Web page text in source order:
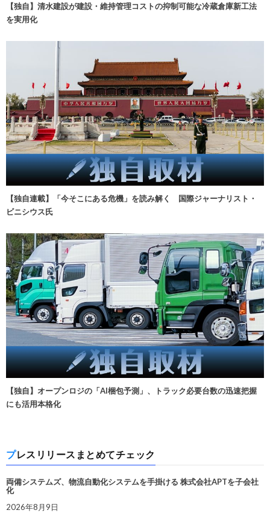
【独自】清水建設が建設・維持管理コストの抑制可能な冷蔵倉庫新工法
を実用化
【独自連載】「今そこにある危機」を読み解く 国際ジャーナリスト・
ビニシウス氏
【独自】オープンロジの「AI梱包予測」、トラック必要台数の迅速把握
にも活用本格化
プレスリリースまとめてチェック
両備システムズ、物流自動化システムを手掛ける 株式会社APTを子会社
化
2026年8月9日